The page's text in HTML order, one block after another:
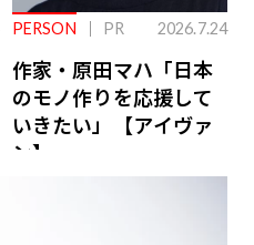
PERSON PR 2026.7.24
作家・原田マハ「日本
のモノ作りを応援して
いきたい」【アイヴァ
ン】